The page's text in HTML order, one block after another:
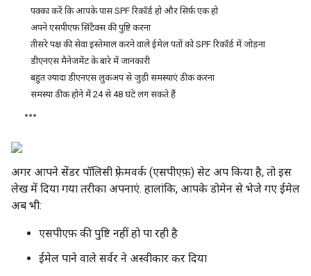
पक्का करें कि आपके पास SPF रिकॉर्ड हो और सिर्फ़ एक हो
अपने एसपीएफ़ सिंटैक्स की पुष्टि करना
तीसरे पक्ष की सेवा इस्तेमाल करने वाले ईमेल पतों को SPF रिकॉर्ड में जोड़ना
डीएनएस मैनेजमेंट के बारे में जानकारी
बहुत ज़्यादा डीएनएस लुकअप से जुड़ी समस्याएं ठीक करना
समस्या ठीक होने में 24 से 48 घंटे लग सकते हैं
अगर आपने सेंडर पॉलिसी फ़्रेमवर्क (एसपीएफ़) सेट अप किया है, तो इस
लेख में दिया गया तरीका अपनाएं. हालांकि, आपके डोमेन से भेजे गए ईमेल
अब भी:
एसपीएफ़ की पुष्टि नहीं हो पा रही है
ईमेल पाने वाले सर्वर ने अस्वीकार कर दिया